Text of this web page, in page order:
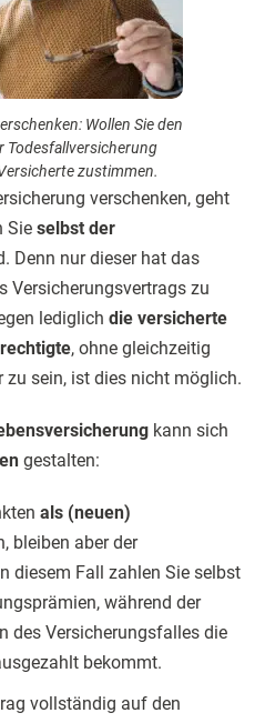
Wollen Sie den
Todesfallversicherung
zustimmen.
verschenken, geht
Sie selbst der
Denn nur dieser hat das
Versicherungsvertrags zu
lediglich die versicherte
, ohne gleichzeitig
zu sein, ist dies nicht möglich.
kann sich
gestalten:
als (neuen)
bleiben aber der
diesem Fall zahlen Sie selbst
während der
des Versicherungsfalles die
bekommt.
vollständig auf den